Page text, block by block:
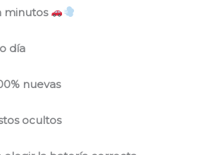
minutos
día
nuevas
ocultos